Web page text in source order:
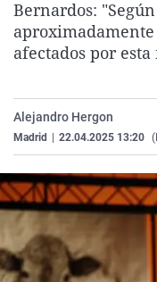
Bernardos:
afectados por
Alejandro Hergon
Madrid 22.04.2025 13:20